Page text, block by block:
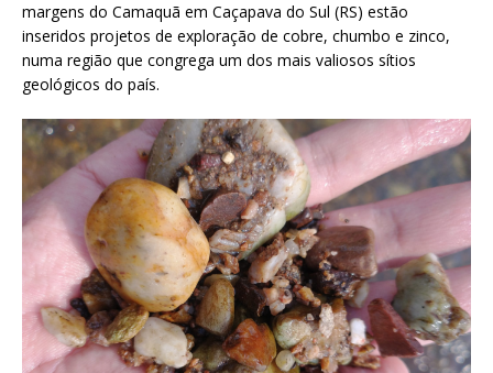
margens do Camaquã em Caçapava do Sul (RS) estão
inseridos projetos de exploração de cobre, chumbo e zinco,
numa região que congrega um dos mais valiosos sítios
geológicos do país.